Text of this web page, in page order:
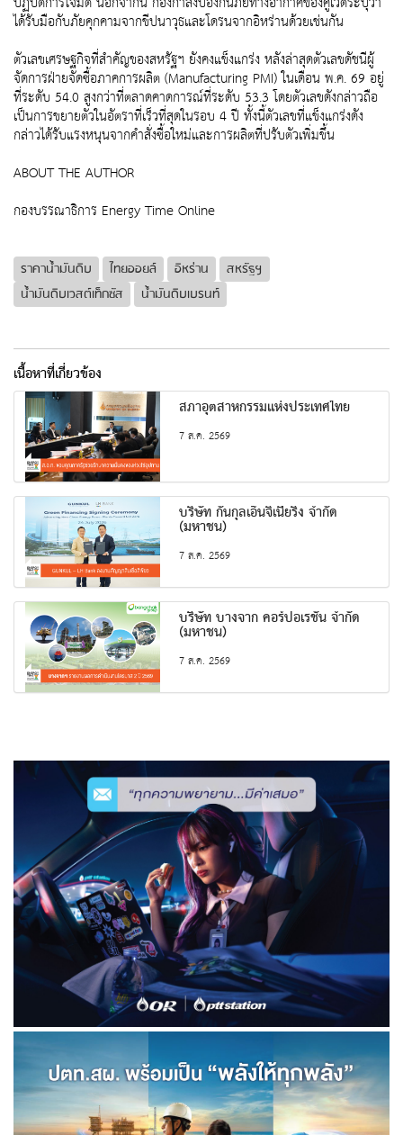
ได้รับมือกับภัยคุกคามจากขีปนาวุธและโดรนจากอิหร่านด้วยเช่นกัน
ตัวเลขเศรษฐกิจที่สำคัญของสหรัฐฯ ยังคงแข็งแกร่ง หลังล่าสุดตัวเลขดัชนีผู้
จัดการฝ่ายจัดซื้อภาคการผลิต (Manufacturing PMI) ในเดือน พ.ค. 69 อยู่
ที่ระดับ 54.0 สูงกว่าที่ตลาดคาดการณ์ที่ระดับ 53.3 โดยตัวเลขดังกล่าวถือ
เป็นการขยายตัวในอัตราที่เร็วที่สุดในรอบ 4 ปี ทั้งนี้ตัวเลขที่แข็งแกร่งดัง
กล่าวได้รับแรงหนุนจากคำสั่งซื้อใหม่และการผลิตที่ปรับตัวเพิ่มขึ้น
ABOUT THE AUTHOR
กองบรรณาธิการ Energy Time Online
ราคาน้ำมันดิบ ไทยออยล์ อิหร่าน
สหรัฐฯ
น้ำมันดิบเวสต์เท็กซัส
น้ำมันดิบเบรนท์
เนื้อหาที่เกี่ยวข้อง
สภาอุตสาหกรรมแห่งประเทศไทย
7 ส.ค. 2569
บริษัท กันกุลเอ็นจิเนียริ่ง จำกัด
(มหาชน)
7 ส.ค. 2569
บริษัท บางจาก คอร์ปอเรชั่น จำกัด
(มหาชน)
7 ส.ค. 2569